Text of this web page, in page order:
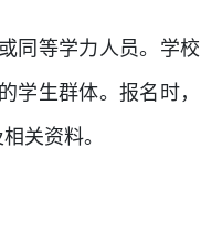
同等学力人员。学校
学生群体。报名时，
关资料。